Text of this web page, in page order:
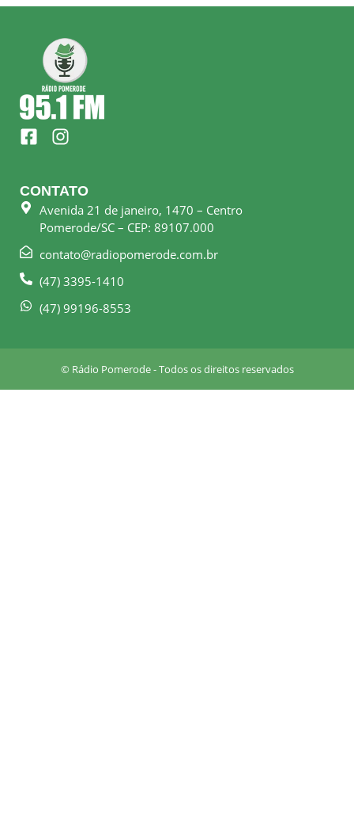
F
a
e
b
o
k
s
q
a
I
n
t
a
g
r
a
m
CONTATO
Avenida 21 de janeiro, 1470 – Centro
Pomerode/SC – CEP: 89107.000
contato@radiopomerode.com.br
(47) 3395-1410
(47) 99196-8553
© Rádio Pomerode - Todos os direitos reservados